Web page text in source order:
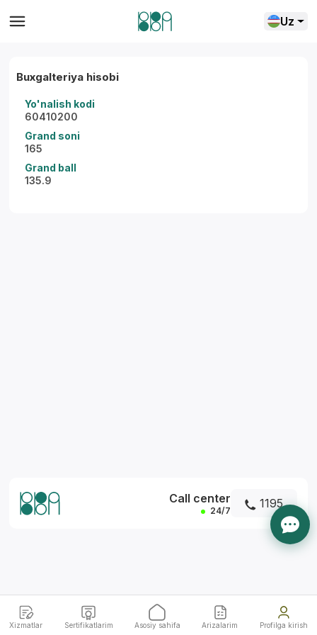
Uz
Buxgalteriya hisobi
Yo'nalish kodi
60410200
Grand soni
165
Grand ball
135.9
Call center
24/7 1195
Xizmatlar Sertifikatlarim Asosiy sahifa Arizalarim Profilga kirish